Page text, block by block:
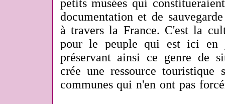
petits musées qui
documentation et de
à travers la France. C'est la
pour le peuple qui est ici en
préservant ainsi ce genre de
crée une ressource touristique
communes qui n'en ont pas